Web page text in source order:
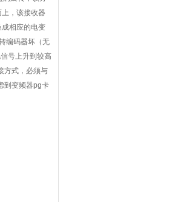
，该接收器
相应的电变
编码器坏（无
号上升到较高
方式，必须与
到变频器pg卡